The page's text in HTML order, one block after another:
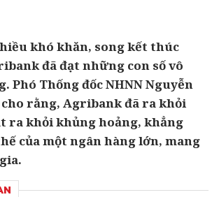
khó khăn, song kết thúc
đã đạt những con số vô
Phó Thống đốc NHNN Nguyễn
rằng, Agribank đã ra khỏi
ra khỏi khủng hoảng, khẳng
của một ngân hàng lớn, mang